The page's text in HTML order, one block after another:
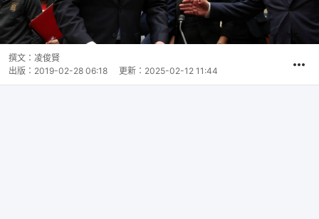
撰文： 凌俊賢
出版： 2019-02-28 06:18 更新： 2025-02-12 11:44